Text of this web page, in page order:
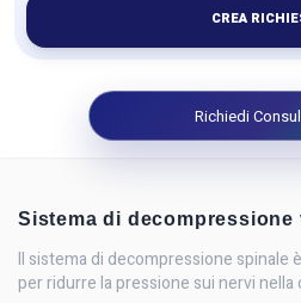
CREA
Richiedi
Sistema di decompressione
Il sistema di decompressione spinale
per ridurre la pressione sui nervi